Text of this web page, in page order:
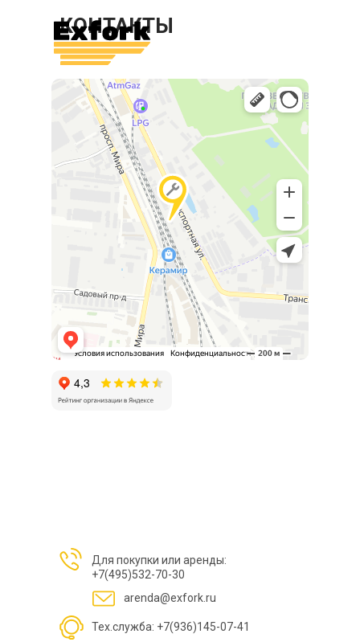
Для покупки или аренды:
+7(495)532-70-30
КОНТАКТЫ
arenda@exfork.ru
Тех.служба: +7(936)145-07-41